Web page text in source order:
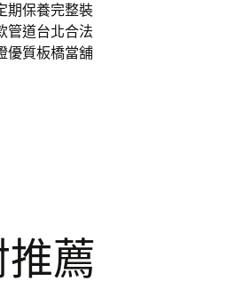
期保養完整裝
管道台北合法
優質板橋當舖
薦